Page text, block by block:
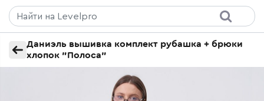
Даниэль вышивка комплект рубашка + брюки
хлопок "Полоса"